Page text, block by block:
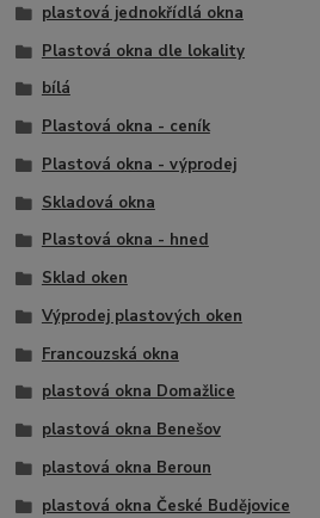
plastová jednokřídlá okna
Plastová okna dle lokality
bílá
Plastová okna - ceník
Plastová okna - výprodej
Skladová okna
Plastová okna - hned
Sklad oken
Výprodej plastových oken
Francouzská okna
plastová okna Domažlice
plastová okna Benešov
plastová okna Beroun
plastová okna České Budějovice